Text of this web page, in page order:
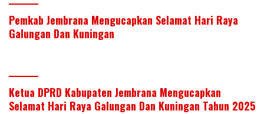
Pemkab Jembrana Mengucapkan Selamat Hari Raya
Galungan Dan Kuningan
Ketua DPRD Kabupaten Jembrana Mengucapkan
Selamat Hari Raya Galungan Dan Kuningan Tahun 2025